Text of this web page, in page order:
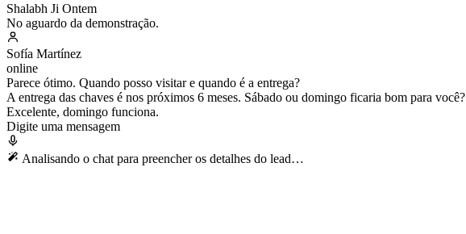
Shalabh Ji Ontem
No aguardo da demonstração.
Sofía Martínez
online
Parece ótimo. Quando posso visitar e quando é a entrega?
A entrega das chaves é nos próximos 6 meses. Sábado ou domingo ficaria bom para você?
Excelente, domingo funciona.
Digite uma mensagem
Analisando o chat para preencher os detalhes do lead…